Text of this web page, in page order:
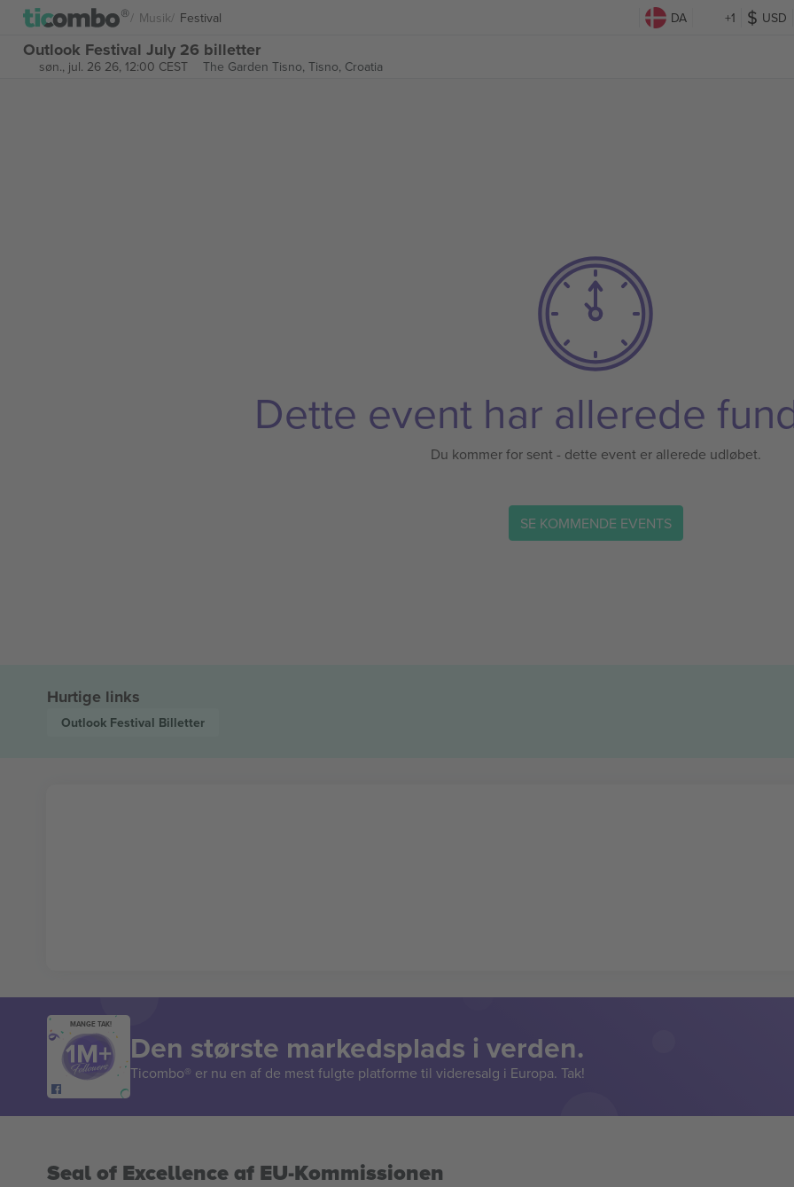
Musik Festival DA +1 USD
Outlook Festival July 26 billetter
søn., jul. 26 26, 12:00 CEST The Garden Tisno, Tisno, Croatia
Dette event har allerede
Du kommer for sent - dette event er allerede udløbet.
SE KOMMENDE EVENTS
Hurtige links
Outlook Festival Billetter
MANGE TAK!
Den største markedsplads i verden.
Ticombo® er nu en af de mest fulgte platforme til videresalg i Europa. Tak!
Seal of Excellence af EU-Kommissionen